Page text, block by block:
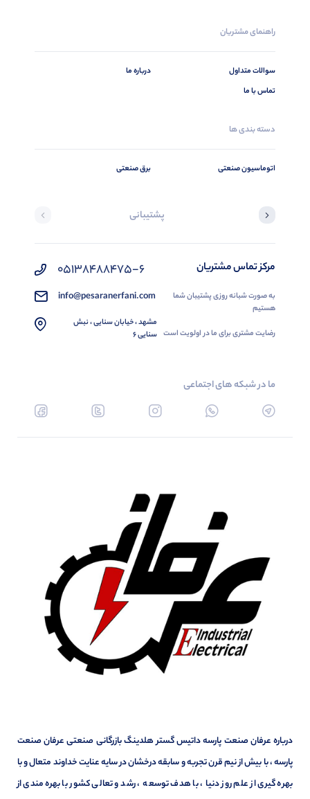
راهنمای مشتریان
سوالات متداول
تماس با ما
درباره ما
دسته بندی ها
اتوماسیون صنعتی برق صنعتی
پشتیبانی
مرکز تماس مشتریان
به صورت شبانه روزی پشتیبان شما
هستیم
رضایت مشتری برای ما در اولویت است
05138488475-6
info@pesaranerfani.com
مشهد ، خیابان سنایی ، نبش
سنایی 6
ما در شبکه های اجتماعی
درباره عرفان صنعت پارسه داتیس گستر هلدینگ بازرگانی صنعتی عرفان صنعت
پارسه ، با بیش از نیم قرن تجربه و سابقه درخشان در سایه عنایت خداوند متعال و با
بهره گیری از علم روز دنیا ، با هدف توسعه ، رشد و تعالی کشور با بهره مندی از